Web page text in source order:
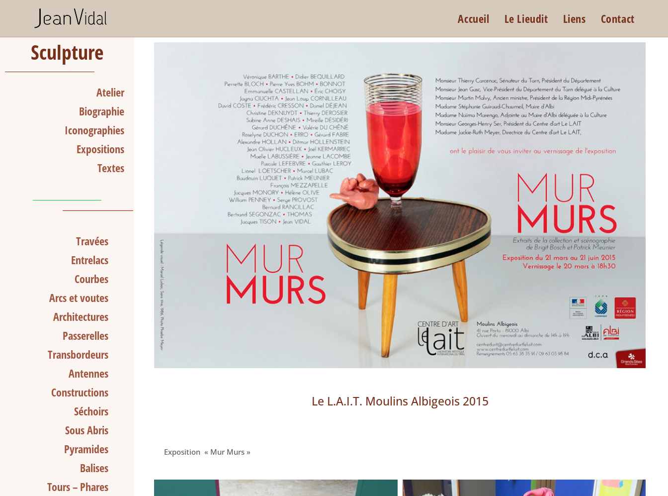
Accueil Le Lieudit Liens Contact
Sculpture
Atelier
Biographie
Iconographies
Expositions
Textes
Travées
Entrelacs
Courbes
Arcs et voutes
Architectures
Passerelles
Transbordeurs
Antennes
Constructions
Séchoirs
Sous Abris
Pyramides
Balises
Tours – Phares
Le L.A.I.T. Moulins Albigeois 2015
Exposition « Mur Murs »